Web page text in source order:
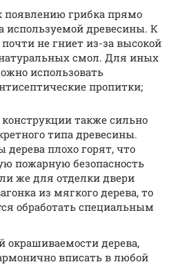
появлению грибка прямо
используемой древесины. К
не гниет из-за высокой
смол. Для иных
использовать
пропитки;
также сильно
типа древесины.
дерева плохо горят, что
пожарную безопасность
же для отделки двери
из мягкого дерева, то
обработать специальным
окрашиваемости дерева,
вписать в любой